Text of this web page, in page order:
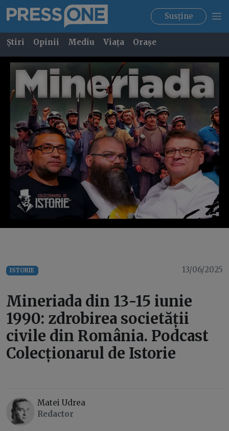
Susține
Știri Opinii Mediu Viața Orașe
ISTORIE 13/06/2025
Mineriada din 13-15 iunie
1990: zdrobirea societății
civile din România. Podcast
Colecționarul de Istorie
Matei Udrea
Redactor